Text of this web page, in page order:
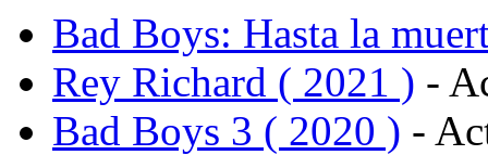
Bad Boys: Hasta la
Rey Richard ( 2021 ) -
Bad Boys 3 ( 2020 ) -